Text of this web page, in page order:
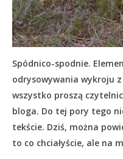
Spódnico-spodnie.
odrysowywania wykroju
wszystko proszą
bloga. Do tej pory tego
tekście. Dziś, można
to co chciałyście, ale na